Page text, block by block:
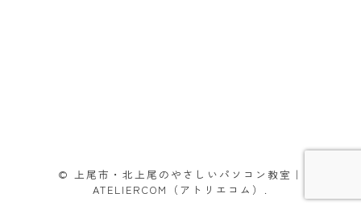
© 上尾市・北上尾のやさしいパソコン教室｜
ATELIERCOM（アトリエコム）.